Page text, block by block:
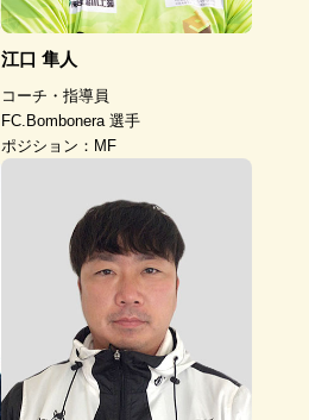
江口 隼人
コーチ・指導員
FC.Bombonera 選手
ポジション：MF